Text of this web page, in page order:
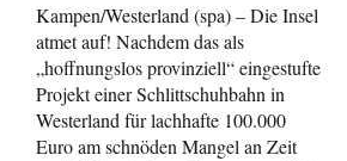
Kampen/Westerland (spa) – Die Insel
atmet auf! Nachdem das als
„hoffnungslos provinziell“ eingestufte
Projekt einer Schlittschuhbahn in
Westerland für lachhafte 100.000
Euro am schnöden Mangel an Zeit